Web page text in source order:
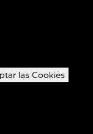
las Cookies